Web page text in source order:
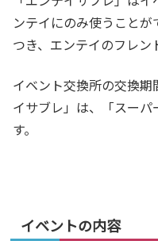
ンテイにのみ使うこと
つき、エンテイのフレン
イベント交換所の交換
イサブレ」は、「スー
す。
イベントの内容